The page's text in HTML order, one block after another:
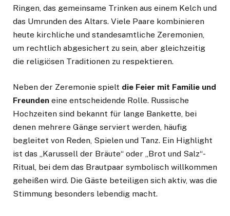
Ringen, das gemeinsame Trinken aus einem Kelch und
das Umrunden des Altars. Viele Paare kombinieren
heute kirchliche und standesamtliche Zeremonien,
um rechtlich abgesichert zu sein, aber gleichzeitig
die religiösen Traditionen zu respektieren.
Neben der Zeremonie spielt die Feier mit Familie und
Freunden eine entscheidende Rolle. Russische
Hochzeiten sind bekannt für lange Bankette, bei
denen mehrere Gänge serviert werden, häufig
begleitet von Reden, Spielen und Tanz. Ein Highlight
ist das „Karussell der Bräute“ oder „Brot und Salz“-
Ritual, bei dem das Brautpaar symbolisch willkommen
geheißen wird. Die Gäste beteiligen sich aktiv, was die
Stimmung besonders lebendig macht.